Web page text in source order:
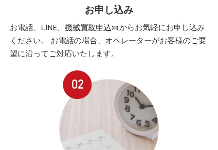
お申し込み
お電話、LINE、 機械買取申込
からお気軽にお申し込み
ください。 お電話の場合、オペレーターがお客様のご要
望に沿ってご対応いたします。